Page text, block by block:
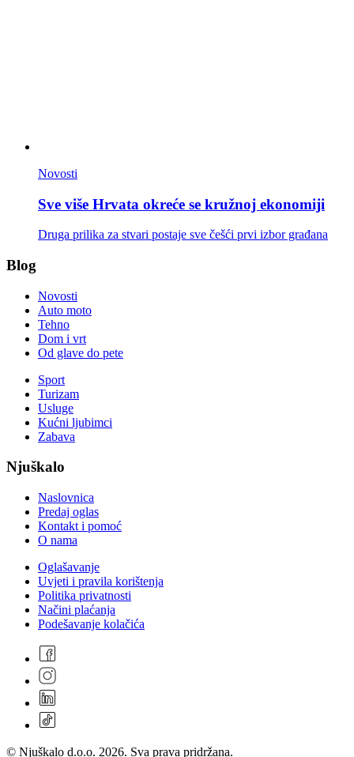
Novosti
Sve više Hrvata okreće se kružnoj ekonomiji
Druga prilika za stvari postaje sve češći prvi izbor građana
Blog
Novosti
Auto moto
Tehno
Dom i vrt
Od glave do pete
Sport
Turizam
Usluge
Kućni ljubimci
Zabava
Njuškalo
Naslovnica
Predaj oglas
Kontakt i pomoć
O nama
Oglašavanje
Uvjeti i pravila korištenja
Politika privatnosti
Načini plaćanja
Podešavanje kolačića
© Njuškalo d.o.o. 2026. Sva prava pridržana.